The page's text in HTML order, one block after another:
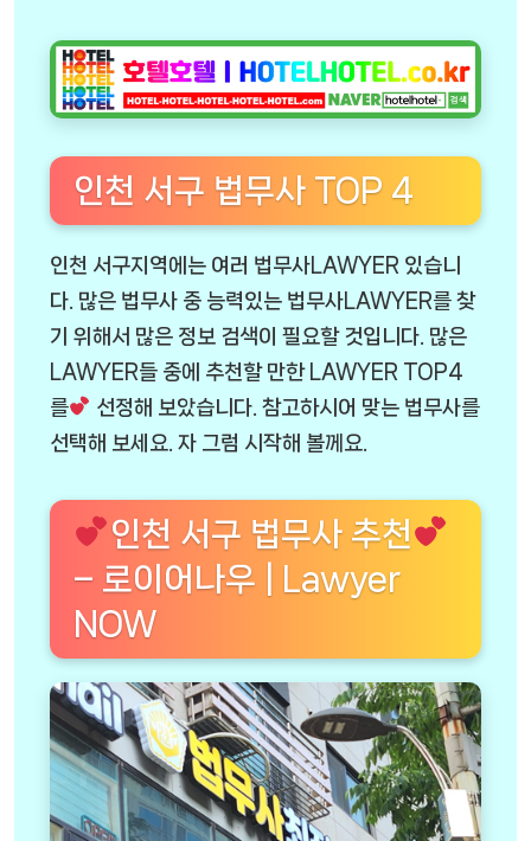
인천 서구 법무사 TOP 4
인천 서구지역에는 여러 법무사LAWYER 있습니
다. 많은 법무사 중 능력있는 법무사LAWYER를 찾
기 위해서 많은 정보 검색이 필요할 것입니다. 많은
LAWYER들 중에 추천할 만한 LAWYER TOP4
를
선정해 보았습니다. 참고하시어 맞는 법무사를
선택해 보세요. 자 그럼 시작해 볼께요.
인천 서구 법무사 추천
– 로이어나우 | Lawyer
NOW